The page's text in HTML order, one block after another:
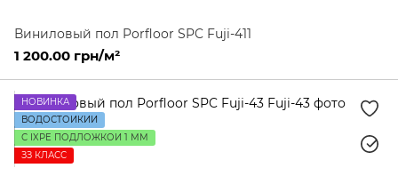
Виниловый пол Porfloor SPC Fuji-411
1 200.00 грн/м²
НОВИНКА
ВОДОСТОЙКИЙ
С IXPE ПОДЛОЖКОЙ 1 ММ
ЗЗ КЛАСС